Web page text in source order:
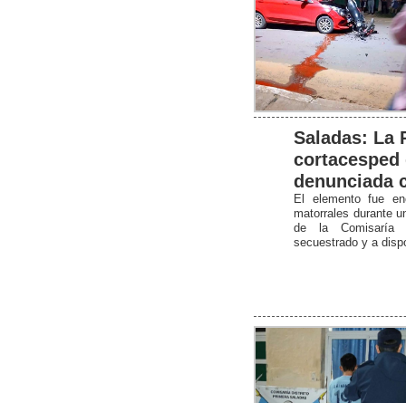
Saladas: La
cortacesped
denunciada
El elemento fue
matorrales durante
de la Comisaría
secuestrado y a